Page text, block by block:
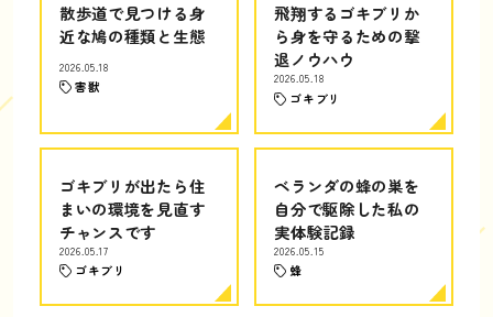
散歩道で見つける身
近な鳩の種類と生態
2026.05.18
害獣
飛翔するゴキブリか
ら身を守るための撃
退ノウハウ
2026.05.18
ゴキブリ
ゴキブリが出たら住
まいの環境を見直す
チャンスです
2026.05.17
ゴキブリ
ベランダの蜂の巣を
自分で駆除した私の
実体験記録
2026.05.15
蜂